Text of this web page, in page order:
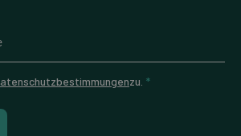
zu. *